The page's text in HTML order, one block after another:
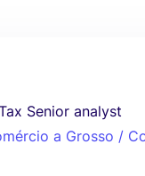
Senior analyst
a Grosso /